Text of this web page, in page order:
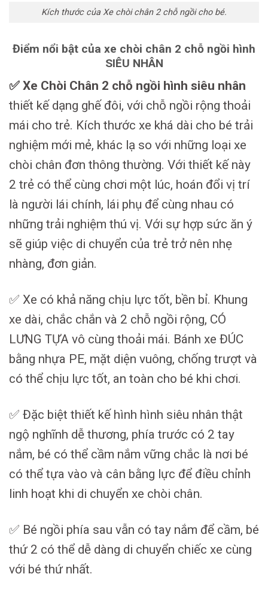
Kích thước của Xe chòi chân 2 chỗ ngồi cho bé.
Điểm nổi bật của xe chòi chân 2 chỗ ngồi hình
SIÊU NHÂN
✅ Xe Chòi Chân 2 chỗ ngồi hình siêu nhân
thiết kế dạng ghế đôi, với chỗ ngồi rộng thoải
mái cho trẻ. Kích thước xe khá dài cho bé trải
nghiệm mới mẻ, khác lạ so với những loại xe
chòi chân đơn thông thường. Với thiết kế này
2 trẻ có thể cùng chơi một lúc, hoán đổi vị trí
là người lái chính, lái phụ để cùng nhau có
những trải nghiệm thú vị. Với sự hợp sức ăn ý
sẽ giúp việc di chuyển của trẻ trở nên nhẹ
nhàng, đơn giản.
✅ Xe có khả năng chịu lực tốt, bền bỉ. Khung
xe dài, chắc chắn và 2 chỗ ngồi rộng, CÓ
LƯNG TỰA vô cùng thoải mái. Bánh xe ĐÚC
bằng nhựa PE, mặt diện vuông, chống trượt và
có thể chịu lực tốt, an toàn cho bé khi chơi.
✅ Đặc biệt thiết kế hình hình siêu nhân thật
ngộ nghĩnh dễ thương, phía trước có 2 tay
nắm, bé có thể cầm nắm vững chắc là nơi bé
có thể tựa vào và cân bằng lực để điều chỉnh
linh hoạt khi di chuyển xe chòi chân.
✅ Bé ngồi phía sau vẫn có tay nắm để cầm, bé
thứ 2 có thể dễ dàng di chuyển chiếc xe cùng
với bé thứ nhất.